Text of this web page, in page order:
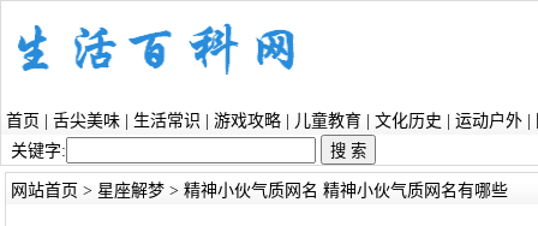
首页 舌尖美味 生活常识 游戏攻略 儿童教育 文化历史 运动户外
关键字:
网站首页 > 星座解梦> 精神小伙气质网名 精神小伙气质网名有哪些